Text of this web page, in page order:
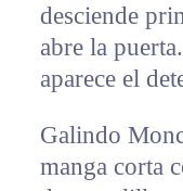
desciende
abre la
aparece el
Galindo
manga corta